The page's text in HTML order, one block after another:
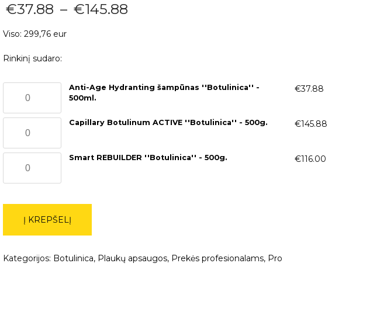
€37.88 – €145.88
Viso: 299,76 eur
Rinkinį sudaro:
kiekis:
Anti-
šampūnas
''Botulinica''
Anti-Age Hydranting šampūnas ''Botulinica'' -
500ml.
€37.88
kiekis:
Capillary
Botulinum
Capillary Botulinum ACTIVE ''Botulinica'' - 500g. €145.88
kiekis:
Smart
500g.
Smart REBUILDER ''Botulinica'' - 500g. €116.00
Į KREPŠELĮ
Kategorijos: Botulinica, Plaukų apsaugos, Prekės profesionalams, Pro